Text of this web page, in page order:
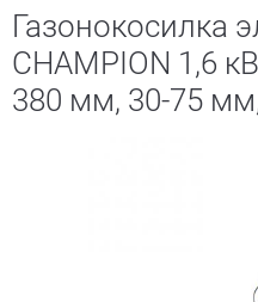
Газонокосилка
CHAMPION 1,6
380 мм, 30-75